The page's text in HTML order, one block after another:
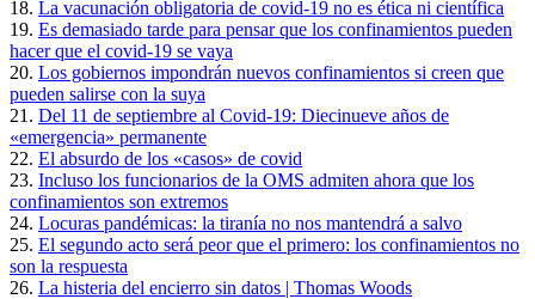
18. La vacunación obligatoria de covid-19 no es ética ni científica
19. Es demasiado tarde para pensar que los confinamientos pueden
hacer que el covid-19 se vaya
20. Los gobiernos impondrán nuevos confinamientos si creen que
pueden salirse con la suya
21. Del 11 de septiembre al Covid-19: Diecinueve años de
«emergencia» permanente
22. El absurdo de los «casos» de covid
23. Incluso los funcionarios de la OMS admiten ahora que los
confinamientos son extremos
24. Locuras pandémicas: la tiranía no nos mantendrá a salvo
25. El segundo acto será peor que el primero: los confinamientos no
son la respuesta
26. La histeria del encierro sin datos | Thomas Woods